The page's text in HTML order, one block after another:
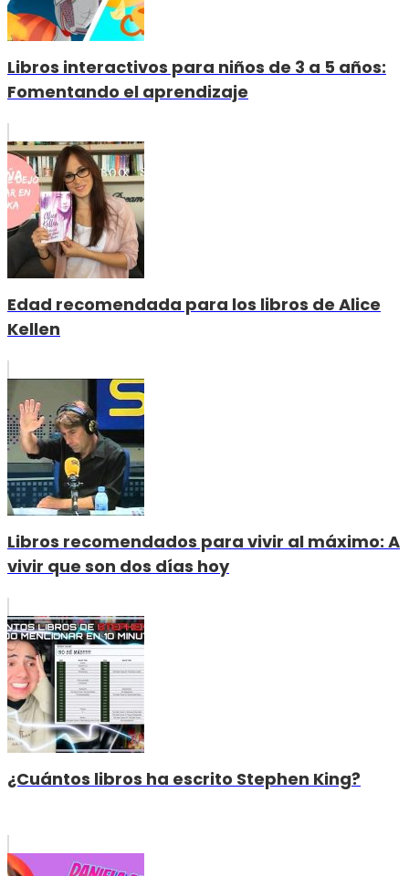
Libros interactivos para niños de 3 a 5 años:
Fomentando el aprendizaje
Edad recomendada para los libros de Alice
Kellen
Libros recomendados para vivir al máximo: A
vivir que son dos días hoy
¿Cuántos libros ha escrito Stephen King?